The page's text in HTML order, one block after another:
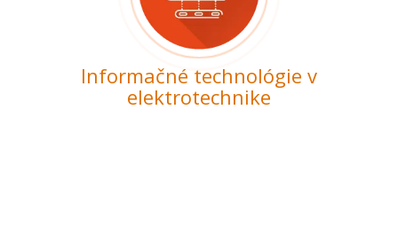
Informačné technológie v
elektrotechnike